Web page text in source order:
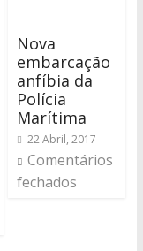
Nova
embarcação
anfíbia da
Polícia
Marítima
22 Abril, 2017
Comentários
fechados